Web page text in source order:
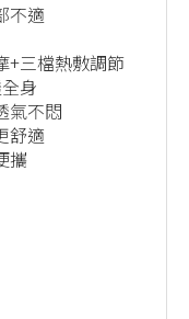
不適
+三檔熱敷調節
身
氣不悶
舒適
攜